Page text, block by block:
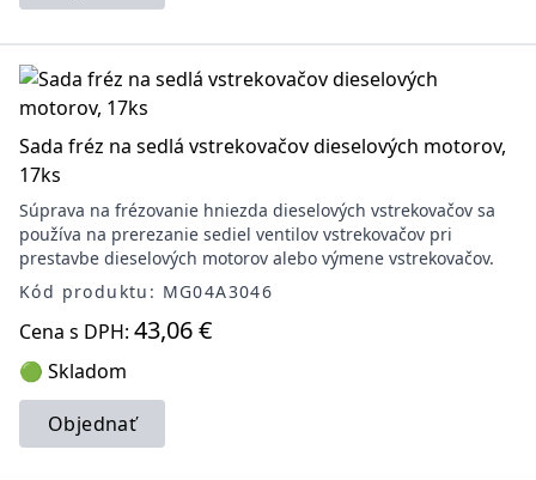
Sada fréz na sedlá vstrekovačov dieselových motorov,
17ks
Súprava na frézovanie hniezda dieselových vstrekovačov sa
používa na prerezanie sediel ventilov vstrekovačov pri
prestavbe dieselových motorov alebo výmene vstrekovačov.
Kód produktu: MG04A3046
Cena s DPH: 43,06 €
🟢 Skladom
Objednať